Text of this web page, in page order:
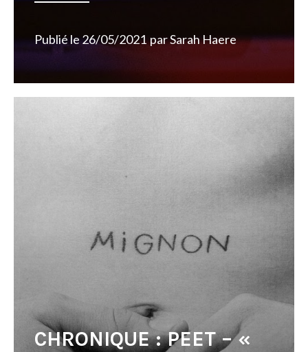
Publié le26/05/2021 parSarah Haere
CHRONIQUE : PEET – «